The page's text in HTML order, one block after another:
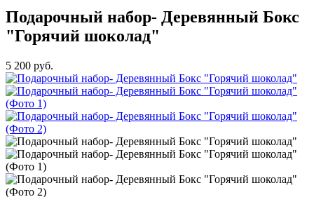
Подарочный набор- Деревянный Бокс
"Горячий шоколад"
5 200 руб.